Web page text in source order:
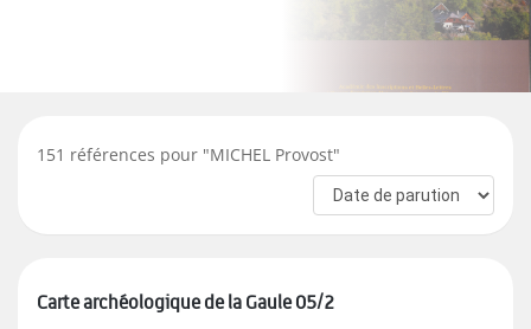
151 références pour "MICHEL Provost"
Carte archéologique de la Gaule 05/2